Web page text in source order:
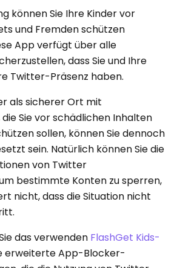
können Sie Ihre Kinder vor
und Fremden schützen
App verfügt über alle
dass Sie und Ihre
Twitter-Präsenz haben.
als sicherer Ort mit
Sie vor schädlichen Inhalten
sollen, können Sie dennoch
sein. Natürlich können Sie die
von Twitter
bestimmte Konten zu sperren,
nicht, dass die Situation nicht
das verwenden FlashGet Kids-
erweiterte App-Blocker-